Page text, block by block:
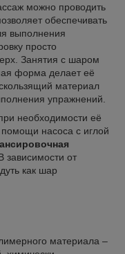
можно проводить
обеспечивать
выполнения
просто
Занятия с шаром
форма делает её
материал
упражнений.
необходимости её
насоса с иглой
В зависимости от
как шар
материала –